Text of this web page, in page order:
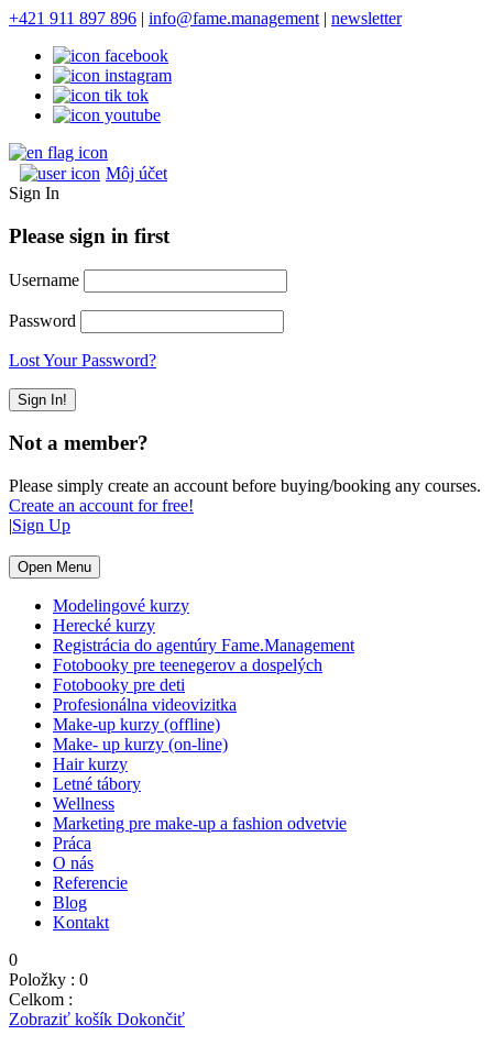
+421 911 897 896 | info@fame.management | newsletter
Môj účet
Sign In
Please sign in first
Username
Password
Lost Your Password?
Not a member?
Please simply create an account before buying/booking any courses.
Create an account for free!
|Sign Up
Open Menu
Modelingové kurzy
Herecké kurzy
Registrácia do agentúry Fame.Management
Fotobooky pre teenegerov a dospelých
Fotobooky pre deti
Profesionálna videovizitka
Make-up kurzy (offline)
Make- up kurzy (on-line)
Hair kurzy
Letné tábory
Wellness
Marketing pre make-up a fashion odvetvie
Práca
O nás
Referencie
Blog
Kontakt
0
Položky : 0
Celkom :
Zobraziť košík Dokončiť